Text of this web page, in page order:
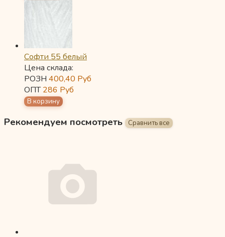
Софти 55 белый
Цена склада:
РОЗН 400,40 Руб
ОПТ286 Руб
Рекомендуем посмотреть